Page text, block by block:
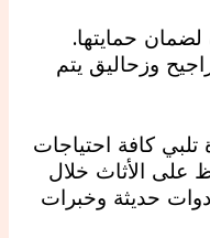
لضمان حمايتها.
وزحاليق يتم
كافة احتياجات
على الأثاث خلال
حديثة وخبرات